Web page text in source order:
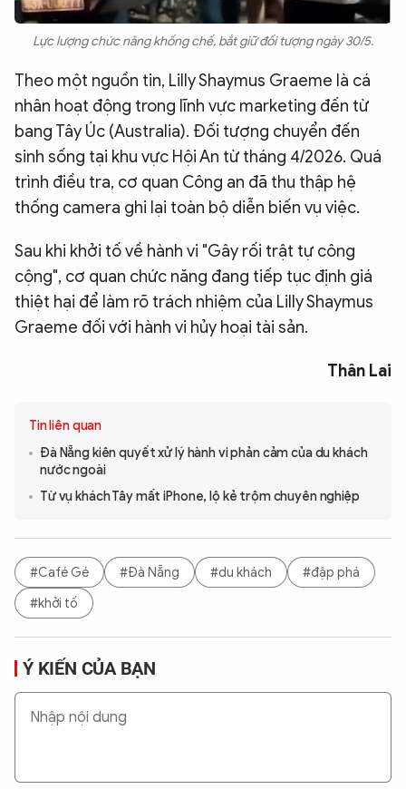
Lực lượng chức năng khống chế, bắt giữ đối tượng ngày 30/5.
Theo một nguồn tin, Lilly Shaymus Graeme là cá
nhân hoạt động trong lĩnh vực marketing đến từ
bang Tây Úc (Australia). Đối tượng chuyển đến
sinh sống tại khu vực Hội An từ tháng 4/2026. Quá
trình điều tra, cơ quan Công an đã thu thập hệ
thống camera ghi lại toàn bộ diễn biến vụ việc.
Sau khi khởi tố về hành vi "Gây rối trật tự công
cộng", cơ quan chức năng đang tiếp tục định giá
thiệt hại để làm rõ trách nhiệm của Lilly Shaymus
Graeme đối với hành vi hủy hoại tài sản.
Thân Lai
Tin liên quan
Đà Nẵng kiên quyết xử lý hành vi phản cảm của du khách
nước ngoài
Từ vụ khách Tây mất iPhone, lộ kẻ trộm chuyên nghiệp
#Café Gé #Đà Nẵng #du khách
#đập phá
#khởi tố
Ý KIẾN CỦA BẠN